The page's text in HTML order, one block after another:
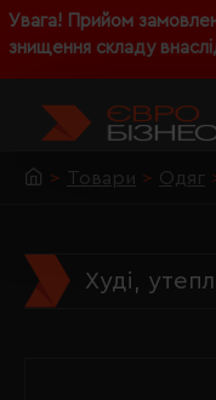
Увага! Прийом
знищення складу
Товари Одяг
Худі,